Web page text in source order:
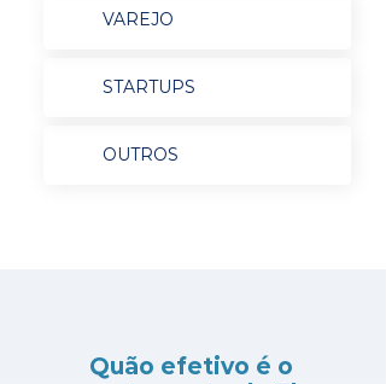
VAREJO
STARTUPS
OUTROS
Quão efetivo é o